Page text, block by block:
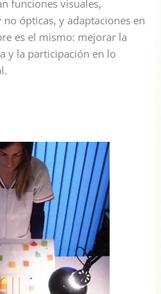
funciones visuales,
ópticas, y adaptaciones en
es el mismo: mejorar la
y la participación en lo